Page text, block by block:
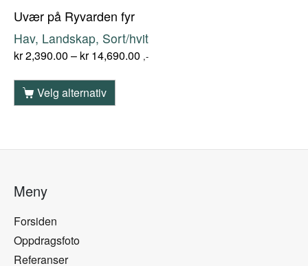
Uvær på Ryvarden fyr
Hav, Landskap, Sort/hvit
kr2,390.00 – kr14,690.00 ,-
Velg alternativ
Meny
Forsiden
Oppdragsfoto
Referanser